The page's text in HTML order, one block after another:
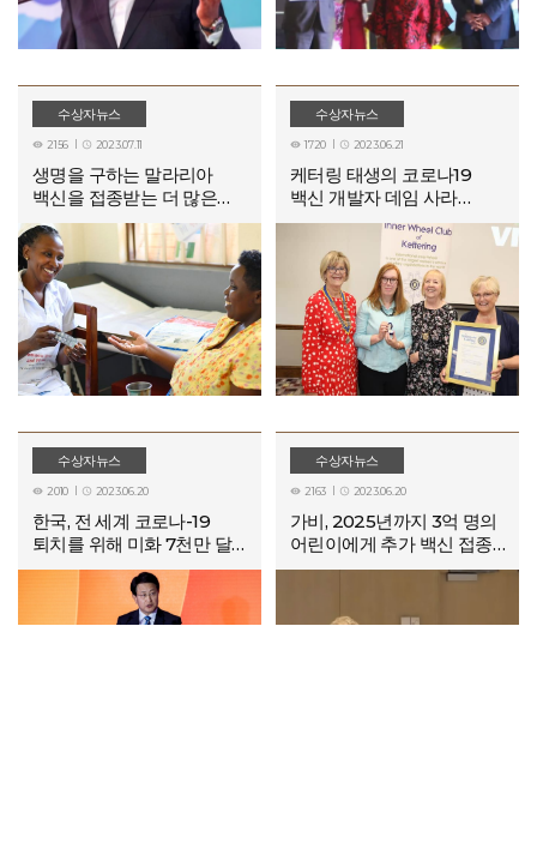
수상자뉴스
 2156  2023.07.11
생명을 구하는 말라리아
백신을 접종받는 더 많은
아프리카 국가
수상자뉴스
 1720  2023.06.21
케터링 태생의 코로나19
백신 개발자 데임 사라
길버트 교수, 현지에서
추천한 국제상 수상
수상자뉴스
 2010  2023.06.20
한국, 전 세계 코로나-19
퇴치를 위해 미화 7천만 달러
제공
수상자뉴스
 2163  2023.06.20
가비, 2025년까지 3억 명의
어린이에게 추가 백신 접종
계획 진행 중